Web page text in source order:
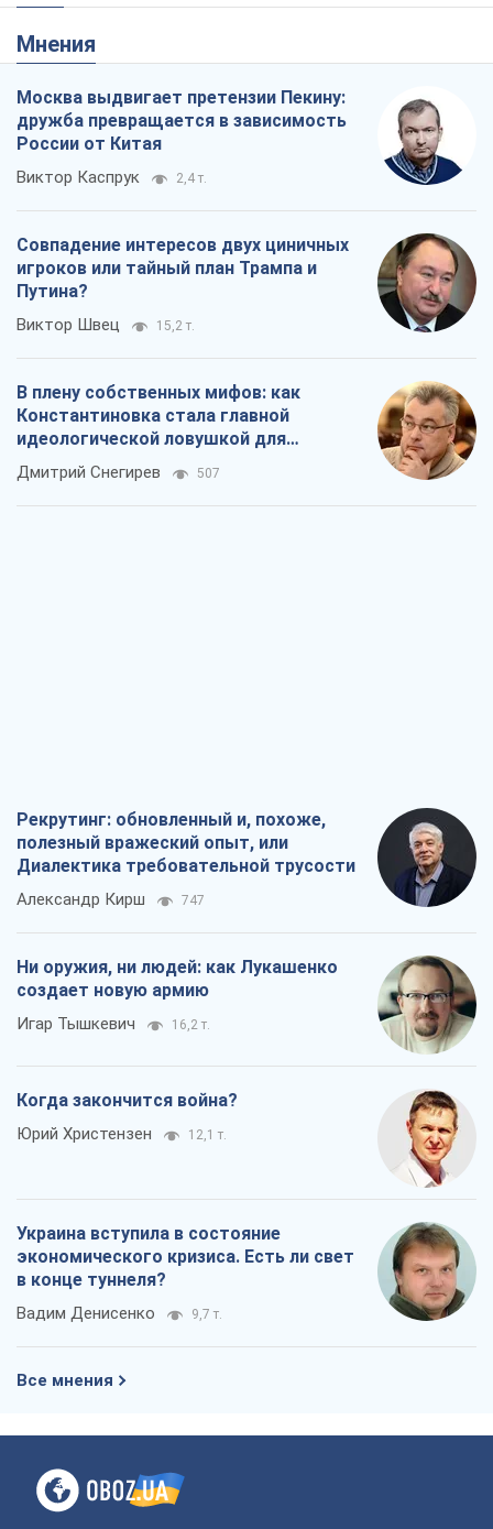
Мнения
Москва выдвигает претензии Пекину:
дружба превращается в зависимость
России от Китая
Виктор Каспрук 2,4 т.
Совпадение интересов двух циничных
игроков или тайный план Трампа и
Путина?
Виктор Швец 15,2 т.
В плену собственных мифов: как
Константиновка стала главной
идеологической ловушкой для
российских оккупантов
Дмитрий Снегирев 507
Рекрутинг: обновленный и, похоже,
полезный вражеский опыт, или
Диалектика требовательной трусости
Александр Кирш 747
Ни оружия, ни людей: как Лукашенко
создает новую армию
Игар Тышкевич 16,2 т.
Когда закончится война?
Юрий Христензен 12,1 т.
Украина вступила в состояние
экономического кризиса. Есть ли свет
в конце туннеля?
Вадим Денисенко 9,7 т.
Все мнения